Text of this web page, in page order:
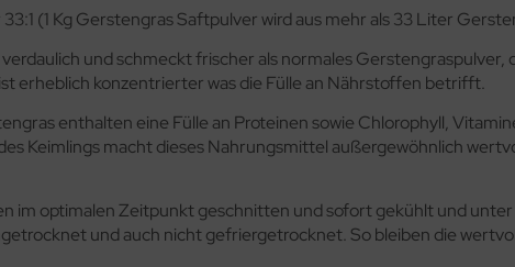
(1 Kg Gerstengras Saftpulver wird aus mehr als 33 Liter
und schmeckt frischer als normales
erheblich konzentrierter was die Fülle an Nährstoffen betrifft.
enthalten eine Fülle an Proteinen sowie Chlorophyll,
Keimlings macht dieses Nahrungsmittel außergewöhnlich
im optimalen Zeitpunkt geschnitten und sofort gekühlt und
und auch nicht gefriergetrocknet. So bleiben die